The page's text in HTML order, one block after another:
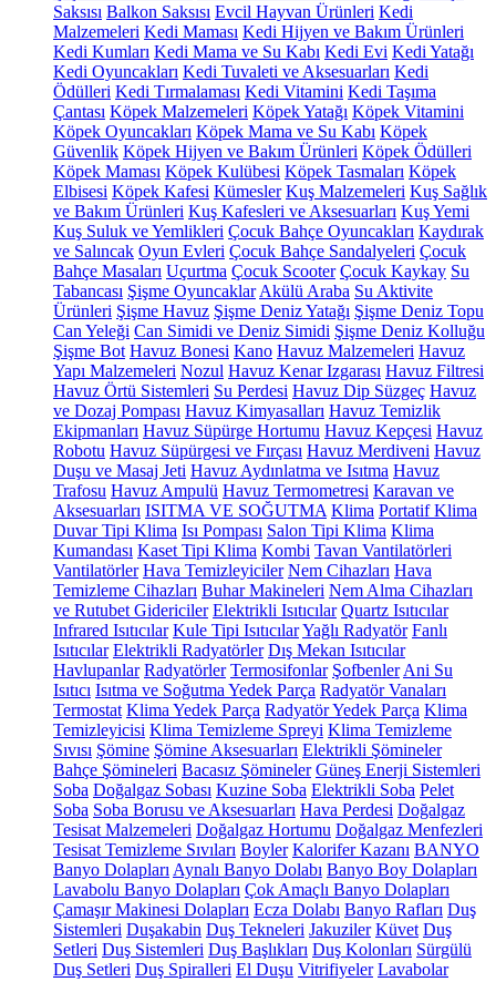
Saksısı Balkon Saksısı Evcil Hayvan Ürünleri Kedi
Malzemeleri Kedi Maması Kedi Hijyen ve Bakım Ürünleri
Kedi Kumları Kedi Mama ve Su Kabı Kedi Evi Kedi Yatağı
Kedi Oyuncakları Kedi Tuvaleti ve Aksesuarları Kedi
Ödülleri Kedi Tırmalaması Kedi Vitamini Kedi Taşıma
Çantası Köpek Malzemeleri Köpek Yatağı Köpek Vitamini
Köpek Oyuncakları Köpek Mama ve Su Kabı Köpek
Güvenlik Köpek Hijyen ve Bakım Ürünleri Köpek Ödülleri
Köpek Maması Köpek Kulübesi Köpek Tasmaları Köpek
Elbisesi Köpek Kafesi Kümesler Kuş Malzemeleri Kuş Sağlık
ve Bakım Ürünleri Kuş Kafesleri ve Aksesuarları Kuş Yemi
Kuş Suluk ve Yemlikleri Çocuk Bahçe Oyuncakları Kaydırak
ve Salıncak Oyun Evleri Çocuk Bahçe Sandalyeleri Çocuk
Bahçe Masaları Uçurtma Çocuk Scooter Çocuk Kaykay Su
Tabancası Şişme Oyuncaklar Akülü Araba Su Aktivite
Ürünleri Şişme Havuz Şişme Deniz Yatağı Şişme Deniz Topu
Can Yeleği Can Simidi ve Deniz Simidi Şişme Deniz Kolluğu
Şişme Bot Havuz Bonesi Kano Havuz Malzemeleri Havuz
Yapı Malzemeleri Nozul Havuz Kenar Izgarası Havuz Filtresi
Havuz Örtü Sistemleri Su Perdesi Havuz Dip Süzgeç Havuz
ve Dozaj Pompası Havuz Kimyasalları Havuz Temizlik
Ekipmanları Havuz Süpürge Hortumu Havuz Kepçesi Havuz
Robotu Havuz Süpürgesi ve Fırçası Havuz Merdiveni Havuz
Duşu ve Masaj Jeti Havuz Aydınlatma ve Isıtma Havuz
Trafosu Havuz Ampulü Havuz Termometresi Karavan ve
Aksesuarları ISITMA VE SOĞUTMA Klima Portatif Klima
Duvar Tipi Klima Isı Pompası Salon Tipi Klima Klima
Kumandası Kaset Tipi Klima Kombi Tavan Vantilatörleri
Vantilatörler Hava Temizleyiciler Nem Cihazları Hava
Temizleme Cihazları Buhar Makineleri Nem Alma Cihazları
ve Rutubet Gidericiler Elektrikli Isıtıcılar Quartz Isıtıcılar
Infrared Isıtıcılar Kule Tipi IsıtıcılarYağlı Radyatör Fanlı
Isıtıcılar Elektrikli Radyatörler Dış Mekan Isıtıcılar
Havlupanlar Radyatörler Termosifonlar Şofbenler Ani Su
Isıtıcı Isıtma ve Soğutma Yedek Parça Radyatör Vanaları
Termostat Klima Yedek Parça Radyatör Yedek Parça Klima
Temizleyicisi Klima Temizleme Spreyi Klima Temizleme
Sıvısı Şömine Şömine Aksesuarları Elektrikli Şömineler
Bahçe Şömineleri Bacasız Şömineler Güneş Enerji Sistemleri
Soba Doğalgaz Sobası Kuzine Soba Elektrikli Soba Pelet
Soba Soba Borusu ve Aksesuarları Hava Perdesi Doğalgaz
Tesisat Malzemeleri Doğalgaz Hortumu Doğalgaz Menfezleri
Tesisat Temizleme Sıvıları Boyler Kalorifer Kazanı BANYO
Banyo Dolapları Aynalı Banyo Dolabı Banyo Boy Dolapları
Lavabolu Banyo Dolapları Çok Amaçlı Banyo Dolapları
Çamaşır Makinesi Dolapları Ecza Dolabı Banyo Rafları Duş
Sistemleri Duşakabin Duş Tekneleri Jakuziler Küvet Duş
Setleri Duş Sistemleri Duş Başlıkları Duş Kolonları Sürgülü
Duş Setleri Duş Spiralleri El Duşu Vitrifiyeler Lavabolar